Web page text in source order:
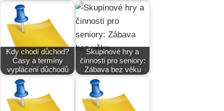
Kdy chodí důchod?
Časy a termíny
vyplácení důchodů
Skupinové hry a
činnosti pro seniory:
Zábava bez věku